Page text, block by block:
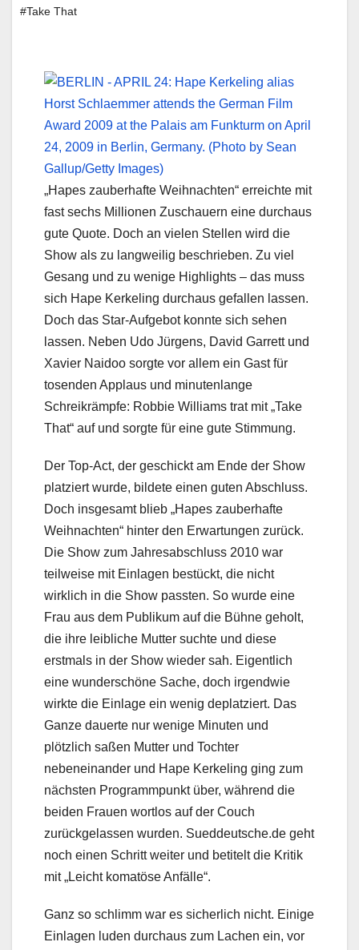
#Take That
„Hapes zauberhafte Weihnachten“ erreichte mit
fast sechs Millionen Zuschauern eine durchaus
gute Quote. Doch an vielen Stellen wird die
Show als zu langweilig beschrieben. Zu viel
Gesang und zu wenige Highlights – das muss
sich Hape Kerkeling durchaus gefallen lassen.
Doch das Star-Aufgebot konnte sich sehen
lassen. Neben Udo Jürgens, David Garrett und
Xavier Naidoo sorgte vor allem ein Gast für
tosenden Applaus und minutenlange
Schreikrämpfe: Robbie Williams trat mit „Take
That“ auf und sorgte für eine gute Stimmung.
Der Top-Act, der geschickt am Ende der Show
platziert wurde, bildete einen guten Abschluss.
Doch insgesamt blieb „Hapes zauberhafte
Weihnachten“ hinter den Erwartungen zurück.
Die Show zum Jahresabschluss 2010 war
teilweise mit Einlagen bestückt, die nicht
wirklich in die Show passten. So wurde eine
Frau aus dem Publikum auf die Bühne geholt,
die ihre leibliche Mutter suchte und diese
erstmals in der Show wieder sah. Eigentlich
eine wunderschöne Sache, doch irgendwie
wirkte die Einlage ein wenig deplatziert. Das
Ganze dauerte nur wenige Minuten und
plötzlich saßen Mutter und Tochter
nebeneinander und Hape Kerkeling ging zum
nächsten Programmpunkt über, während die
beiden Frauen wortlos auf der Couch
zurückgelassen wurden. Sueddeutsche.de geht
noch einen Schritt weiter und betitelt die Kritik
mit „Leicht komatöse Anfälle“.
Ganz so schlimm war es sicherlich nicht. Einige
Einlagen luden durchaus zum Lachen ein, vor